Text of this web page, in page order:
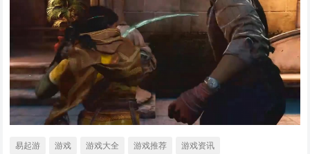
易起游 游戏 游戏大全 游戏推荐 游戏资讯